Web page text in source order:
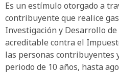
Es un estímulo otorgado a
contribuyente que realice
Investigación y Desarrollo
acreditable contra el
las personas contribuyentes
periodo de 10 años, hasta